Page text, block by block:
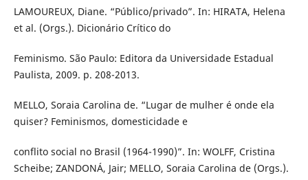
LAMOUREUX, Diane. “Público/privado”. In: HIRATA, Helena
et al. (Orgs.). Dicionário Crítico do
Feminismo. São Paulo: Editora da Universidade Estadual
Paulista, 2009. p. 208-2013.
MELLO, Soraia Carolina de. “Lugar de mulher é onde ela
quiser? Feminismos, domesticidade e
conflito social no Brasil (1964-1990)”. In: WOLFF, Cristina
Scheibe; ZANDONÁ, Jair; MELLO, Soraia Carolina de (Orgs.).